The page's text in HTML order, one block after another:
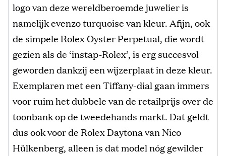
logo van deze wereldberoemde juwelier is
namelijk evenzo turquoise van kleur. Afijn, ook
de simpele Rolex Oyster Perpetual, die wordt
gezien als de ‘instap-Rolex’, is erg succesvol
geworden dankzij een wijzerplaat in deze kleur.
Exemplaren met een Tiffany-dial gaan immers
voor ruim het dubbele van de retailprijs over de
toonbank op de tweedehands markt. Dat geldt
dus ook voor de Rolex Daytona van Nico
Hülkenberg, alleen is dat model nóg gewilder